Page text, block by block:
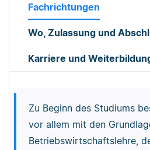
Fachrichtungen
Wo, Zulassung und
Karriere und
Zu Beginn des Studiums
vor allem mit den
Betriebswirtschaftslehre,